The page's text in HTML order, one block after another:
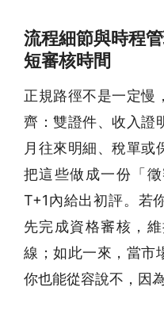
流程細節與時程
短審核時間
正規路徑不是一定慢
齊：雙證件、收入證
月往來明細、稅單或
把這些做成一份「
T+1內給出初評。若
先完成資格審核，
線；如此一來，當市
你也能從容說不，因